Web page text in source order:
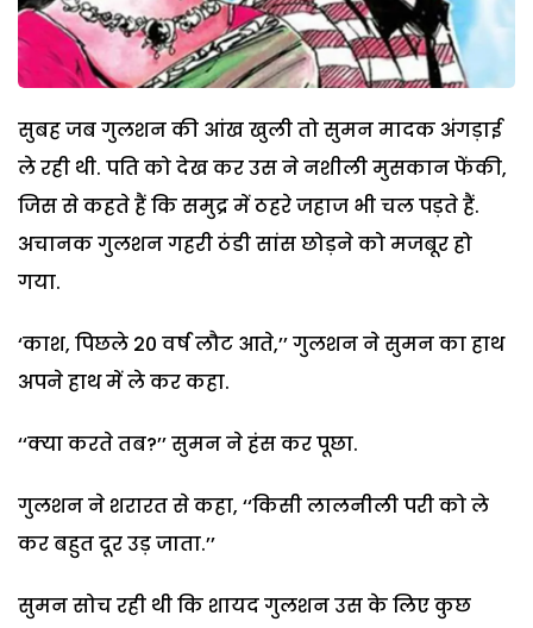
सुबह जब गुलशन की आंख खुली तो सुमन मादक अंगड़ाई
ले रही थी. पति को देख कर उस ने नशीली मुसकान फेंकी,
जिस से कहते हैं कि समुद्र में ठहरे जहाज भी चल पड़ते हैं.
अचानक गुलशन गहरी ठंडी सांस छोड़ने को मजबूर हो
गया.
‘काश, पिछले 20 वर्ष लौट आते,’’ गुलशन ने सुमन का हाथ
अपने हाथ में ले कर कहा.
‘‘क्या करते तब?’’ सुमन ने हंस कर पूछा.
गुलशन ने शरारत से कहा, ‘‘किसी लालनीली परी को ले
कर बहुत दूर उड़ जाता.’’
सुमन सोच रही थी कि शायद गुलशन उस के लिए कुछ